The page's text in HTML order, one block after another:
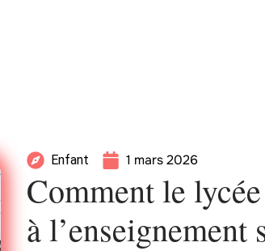
Enfant 1 mars 2026
Comment le
à l’enseignement